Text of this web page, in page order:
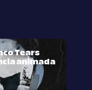
Tears
animada